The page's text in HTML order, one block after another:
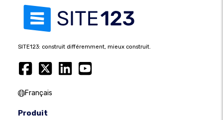
SITE123: construit différemment, mieux construit.
Français
Produit